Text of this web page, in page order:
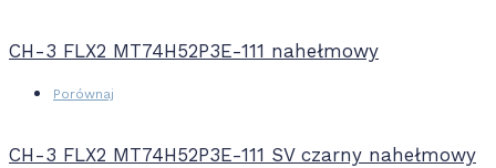
CH-3 FLX2 MT74H52P3E-111 nahełmowy
Porównaj
CH-3 FLX2 MT74H52P3E-111 SV czarny nahełmowy